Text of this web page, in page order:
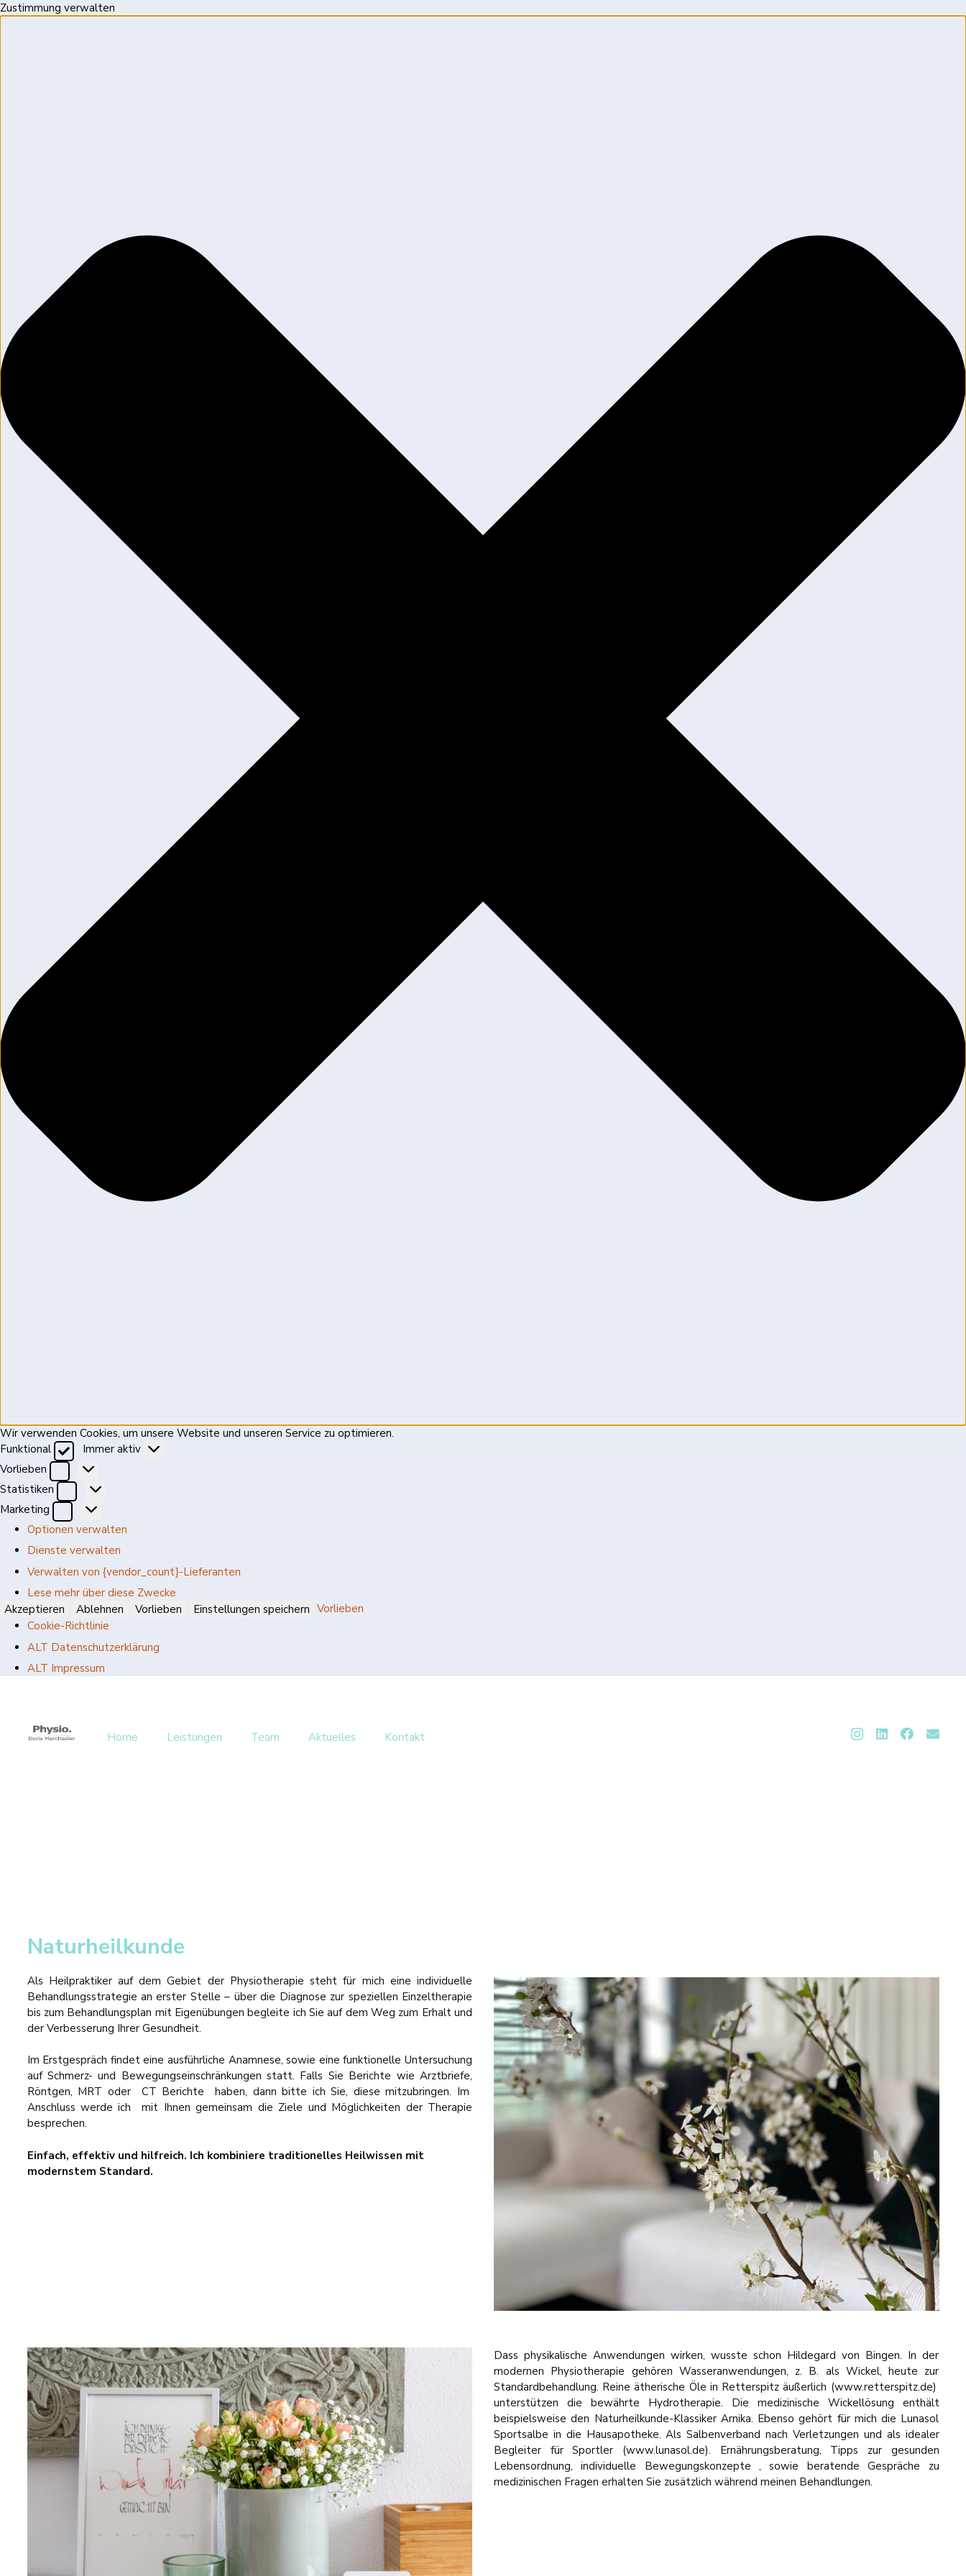
Zustimmung verwalten
Wir verwenden Cookies, um unsere Website und unseren Service zu optimieren.
Funktional
Funktional
Immer aktiv
Vorlieben
Vorlieben
Statistiken
Statistiken
Marketing
Marketing
Optionen verwalten
Dienste verwalten
Verwalten von {vendor_count}-Lieferanten
Lese mehr über diese Zwecke
Akzeptieren
Ablehnen Vorlieben Einstellungen speichern Vorlieben
Cookie-Richtlinie
ALT Datenschutzerklärung
ALT Impressum
Home Leistungen Team Aktuelles Kontakt
Naturheilkunde
Als Heilpraktiker auf dem Gebiet der Physiotherapie steht für mich eine individuelle
Behandlungsstrategie an erster Stelle – über die Diagnose zur speziellen Einzeltherapie
bis zum Behandlungsplan mit Eigenübungen begleite ich Sie auf dem Weg zum Erhalt und
der Verbesserung Ihrer Gesundheit.
Im Erstgespräch findet eine ausführliche Anamnese, sowie eine funktionelle Untersuchung
auf Schmerz- und Bewegungseinschränkungen statt. Falls Sie Berichte wie Arztbriefe,
Röntgen, MRT oder CT Berichte haben, dann bitte ich Sie, diese mitzubringen. Im
Anschluss werde ich mit Ihnen gemeinsam die Ziele und Möglichkeiten der Therapie
besprechen.
Einfach, effektiv und hilfreich. Ich kombiniere traditionelles Heilwissen mit
modernstem Standard.
Dass physikalische Anwendungen wirken, wusste schon Hildegard von Bingen. In der
modernen Physiotherapie gehören Wasseranwendungen, z. B. als Wickel, heute zur
Standardbehandlung. Reine ätherische Öle in Retterspitz äußerlich (www.retterspitz.de)
unterstützen die bewährte Hydrotherapie. Die medizinische Wickellösung enthält
beispielsweise den Naturheilkunde-Klassiker Arnika. Ebenso gehört für mich die Lunasol
Sportsalbe in die Hausapotheke. Als Salbenverband nach Verletzungen und als idealer
Begleiter für Sportler (www.lunasol.de). Ernährungsberatung, Tipps zur gesunden
Lebensordnung, individuelle Bewegungskonzepte , sowie beratende Gespräche zu
medizinischen Fragen erhalten Sie zusätzlich während meinen Behandlungen.